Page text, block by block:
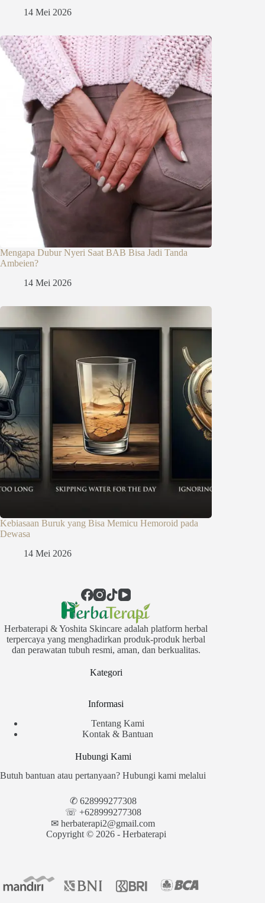
14 Mei 2026
Mengapa Dubur Nyeri Saat BAB Bisa Jadi Tanda
Ambeien?
14 Mei 2026
Kebiasaan Buruk yang Bisa Memicu Hemoroid pada
Dewasa
14 Mei 2026
Herbaterapi & Yoshita Skincare adalah platform herbal
terpercaya yang menghadirkan produk-produk herbal
dan perawatan tubuh resmi, aman, dan berkualitas.
Kategori
Informasi
Tentang Kami
Kontak & Bantuan
Hubungi Kami
Butuh bantuan atau pertanyaan? Hubungi kami melalui
✆ 628999277308
☏ +628999277308
✉︎ herbaterapi2@gmail.com
Copyright © 2026 - Herbaterapi